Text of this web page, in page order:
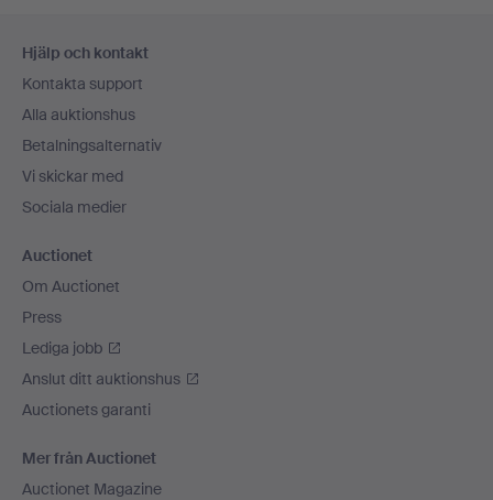
Hjälp och kontakt
Kontakta support
Alla auktionshus
Betalningsalternativ
Vi skickar med
Sociala medier
Auctionet
Om Auctionet
Press
Lediga jobb
Anslut ditt auktionshus
Auctionets garanti
Mer från Auctionet
Auctionet Magazine